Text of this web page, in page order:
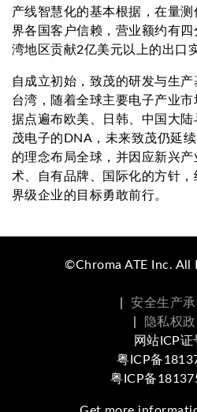
产线智慧化的基本根据，在量
界各国客户信赖，营业额约有
湾地区贡献2亿美元以上的出口
自成立初始，致茂的研发与生
台湾，随着全球主要电子产业
据点遍布欧美、日韩、中国大
茂电子的DNA，未来致茂仍延
的理念布局全球，并因应新兴
术、自有品牌、国际化的方针
界级企业的目标勇敢前行。
©Chroma ATE Inc. All
安全生产
隐私权
网站ICP证
粤ICP备
粤ICP备